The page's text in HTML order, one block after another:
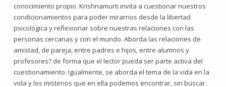
conocimiento propio. Krishnamurti invita a cuestionar nuestros
condicionamientos para poder mirarnos desde la libertad
psicológica y reflexionar sobre nuestras relaciones con las
personas cercanas y con el mundo. Aborda las relaciones de
amistad, de pareja, entre padres e hijos, entre alumnos y
profesores? de forma que el lector pueda ser parte activa del
cuestionamiento. Igualmente, se aborda el tema de la vida en la
vida y los misterios que en ella podemos encontrar, sin buscar.